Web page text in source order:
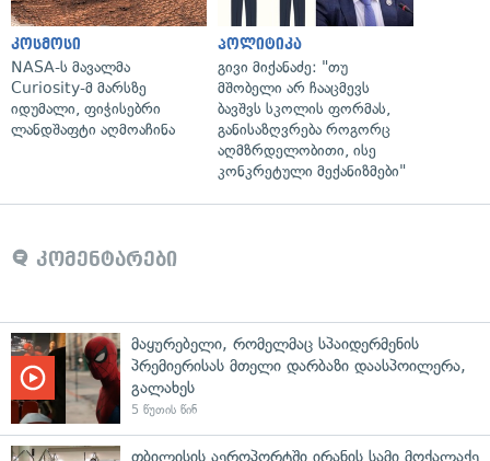
კოსმოსი
NASA-ს მავალმა
Curiosity-მ მარსზე
იდუმალი, ფიჭისებრი
ლანდშაფტი აღმოაჩინა
პოლიტიკა
გივი მიქანაძე: "თუ
მშობელი არ ჩააცმევს
ბავშვს სკოლის ფორმას,
განისაზღვრება როგორც
აღმზრდელობითი, ისე
კონკრეტული მექანიზმები"
კომენტარები
მაყურებელი, რომელმაც სპაიდერმენის
პრემიერისას მთელი დარბაზი დაასპოილერა,
გალახეს
5 წუთის წინ
თბილისის აეროპორტში ირანის სამი მოქალაქე